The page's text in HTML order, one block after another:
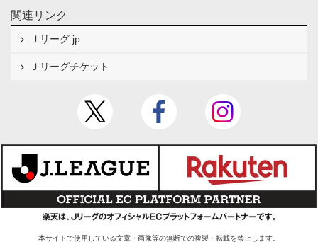
関連リンク
Ｊリーグ.jp
Ｊリーグチケット
本サイトで使用している文章・画像等の無断での複製・転載を禁止します。